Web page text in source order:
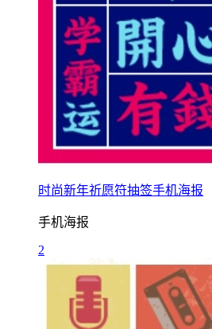
时尚新年祈愿符抽签手机海报
手机海报
2